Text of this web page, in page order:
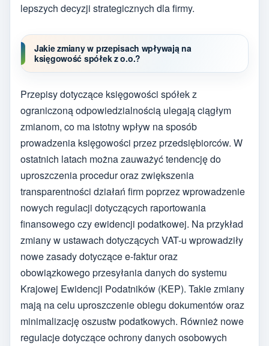
lepszych decyzji strategicznych dla firmy.
Jakie zmiany w przepisach wpływają na
księgowość spółek z o.o.?
Przepisy dotyczące księgowości spółek z
ograniczoną odpowiedzialnością ulegają ciągłym
zmianom, co ma istotny wpływ na sposób
prowadzenia księgowości przez przedsiębiorców. W
ostatnich latach można zauważyć tendencję do
uproszczenia procedur oraz zwiększenia
transparentności działań firm poprzez wprowadzenie
nowych regulacji dotyczących raportowania
finansowego czy ewidencji podatkowej. Na przykład
zmiany w ustawach dotyczących VAT-u wprowadziły
nowe zasady dotyczące e-faktur oraz
obowiązkowego przesyłania danych do systemu
Krajowej Ewidencji Podatników (KEP). Takie zmiany
mają na celu uproszczenie obiegu dokumentów oraz
minimalizację oszustw podatkowych. Również nowe
regulacje dotyczące ochrony danych osobowych